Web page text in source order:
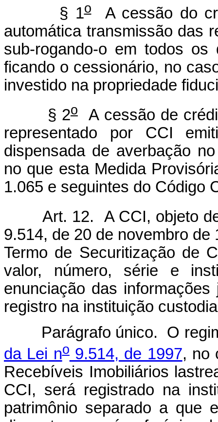
§ 1oA cessão do
automática transmissão das
sub-rogando-o em todos os
ficando o cessionário, no
investido na propriedade
§ 2oA cessão de
representado por CCI
dispensada de averbação
no que esta Medida
1.065 e seguintes do Código
Art. 12. A CCI, objeto de
9.514, de 20 de novembro
Termo de Securitização de
valor, número, série e
enunciação das
registro na instituição
Parágrafo único. O
da Lei no9.514, de 1997, no
Recebíveis Imobiliários
CCI, será registrado na
patrimônio separado a que